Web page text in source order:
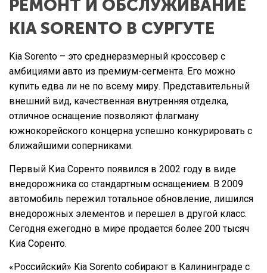
РЕМОНТ И ОБСЛУЖИВАНИЕ
KIA SORENTO В СУРГУТЕ
Kia Sorento – это среднеразмерный кроссовер с
амбициями авто из премиум-сегмента. Его можно
купить едва ли не по всему миру. Представительный
внешний вид, качественная внутренняя отделка,
отличное оснащение позволяют флагману
южнокорейского концерна успешно конкурировать с
ближайшими соперниками.
Первый Киа Соренто появился в 2002 году в виде
внедорожника со стандартным оснащением. В 2009
автомобиль пережил тотальное обновление, лишился
внедорожных элементов и перешел в другой класс.
Сегодня ежегодно в мире продается более 200 тысяч
Киа Соренто.
«Российский» Kia Sorento собирают в Калининграде с